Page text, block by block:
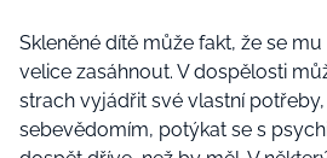
Skleněné dítě může fakt, že se
velice zasáhnout. V dospělosti
strach vyjádřit své vlastní
sebevědomím, potýkat se s